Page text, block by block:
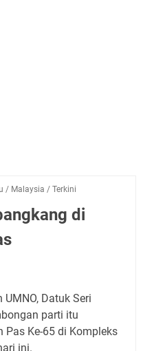
/ Malaysia / Terkini
di
Datuk Seri
parti itu
Ke-65 di Kompleks
ini.